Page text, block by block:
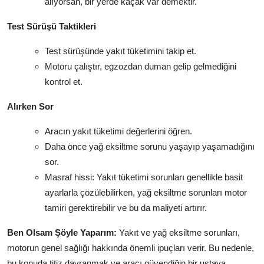
Test Sürüşü Taktikleri
Test sürüşünde yakıt tüketimini takip et.
Motoru çalıştır, egzozdan duman gelip gelmediğini
kontrol et.
Alırken Sor
Aracın yakıt tüketimi değerlerini öğren.
Daha önce yağ eksiltme sorunu yaşayıp yaşamadığını
sor.
Masraf hissi: Yakıt tüketimi sorunları genellikle basit
ayarlarla çözülebilirken, yağ eksiltme sorunları motor
tamiri gerektirebilir ve bu da maliyeti artırır.
Ben Olsam Şöyle Yaparım: Yakıt ve yağ eksiltme sorunları,
motorun genel sağlığı hakkında önemli ipuçları verir. Bu nedenle,